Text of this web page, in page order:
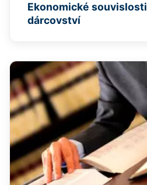
Ekonomické souvislosti
dárcovství